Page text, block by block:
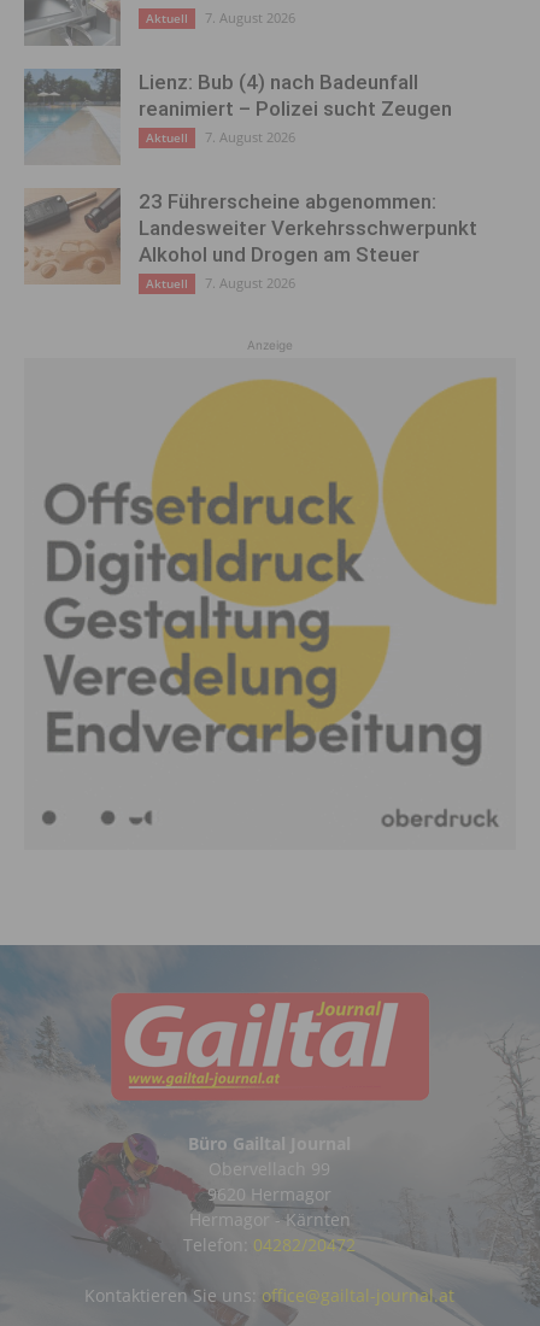
Aktuell 7. August 2026
Lienz: Bub (4) nach Badeunfall
reanimiert – Polizei sucht Zeugen
Aktuell 7. August 2026
23 Führerscheine abgenommen:
Landesweiter Verkehrsschwerpunkt
Alkohol und Drogen am Steuer
Aktuell 7. August 2026
Anzeige
Büro Gailtal Journal
Obervellach 99
9620 Hermagor
Hermagor - Kärnten
Telefon: 04282/20472
Kontaktieren Sie uns: office@gailtal-journal.at